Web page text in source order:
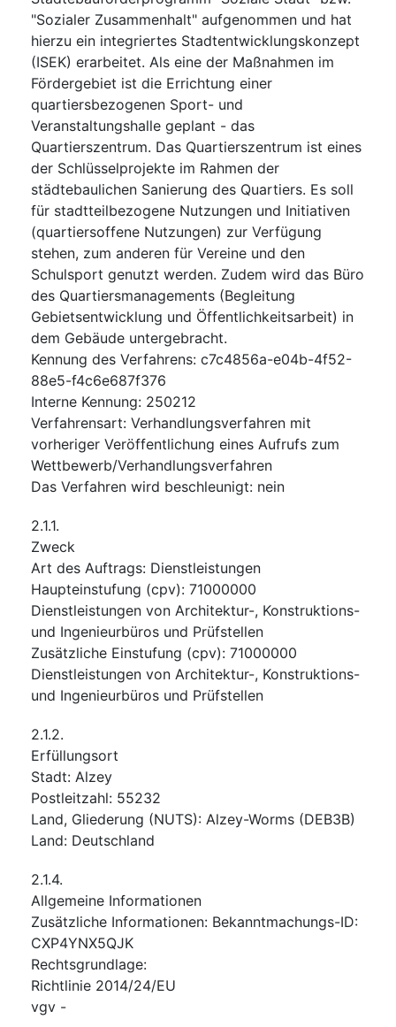
"Sozialer Zusammenhalt" aufgenommen und hat
hierzu ein integriertes Stadtentwicklungskonzept
(ISEK) erarbeitet. Als eine der Maßnahmen im
Fördergebiet ist die Errichtung einer
quartiersbezogenen Sport- und
Veranstaltungshalle geplant - das
Quartierszentrum. Das Quartierszentrum ist eines
der Schlüsselprojekte im Rahmen der
städtebaulichen Sanierung des Quartiers. Es soll
für stadtteilbezogene Nutzungen und Initiativen
(quartiersoffene Nutzungen) zur Verfügung
stehen, zum anderen für Vereine und den
Schulsport genutzt werden. Zudem wird das Büro
des Quartiersmanagements (Begleitung
Gebietsentwicklung und Öffentlichkeitsarbeit) in
dem Gebäude untergebracht.
Kennung des Verfahrens: c7c4856a-e04b-4f52-
88e5-f4c6e687f376
Interne Kennung: 250212
Verfahrensart: Verhandlungsverfahren mit
vorheriger Veröffentlichung eines Aufrufs zum
Wettbewerb/Verhandlungsverfahren
Das Verfahren wird beschleunigt: nein
2.1.1.
Zweck
Art des Auftrags: Dienstleistungen
Haupteinstufung (cpv): 71000000
Dienstleistungen von Architektur-, Konstruktions-
und Ingenieurbüros und Prüfstellen
Zusätzliche Einstufung (cpv): 71000000
Dienstleistungen von Architektur-, Konstruktions-
und Ingenieurbüros und Prüfstellen
2.1.2.
Erfüllungsort
Stadt: Alzey
Postleitzahl: 55232
Land, Gliederung (NUTS): Alzey-Worms (DEB3B)
Land: Deutschland
2.1.4.
Allgemeine Informationen
Zusätzliche Informationen: Bekanntmachungs-ID:
CXP4YNX5QJK
Rechtsgrundlage:
Richtlinie 2014/24/EU
vgv -